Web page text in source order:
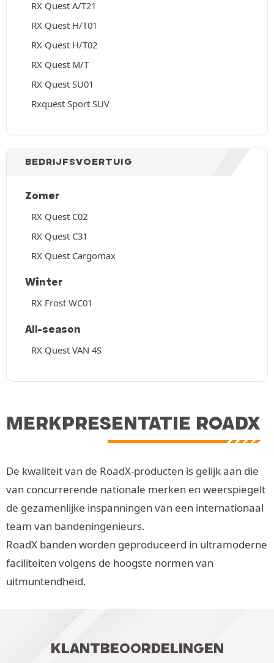
RX Quest A/T21
RX Quest H/T01
RX Quest H/T02
RX Quest M/T
RX Quest SU01
Rxquest Sport SUV
BEDRIJFSVOERTUIG
Zomer
RX Quest C02
RX Quest C31
RX Quest Cargomax
Winter
RX Frost WC01
All-season
RX Quest VAN 4S
MERKPRESENTATIE ROADX
De kwaliteit van de RoadX-producten is gelijk aan die
van concurrerende nationale merken en weerspiegelt
de gezamenlijke inspanningen van een internationaal
team van bandeningenieurs.
RoadX banden worden geproduceerd in ultramoderne
faciliteiten volgens de hoogste normen van
uitmuntendheid.
KLANTBEOORDELINGEN